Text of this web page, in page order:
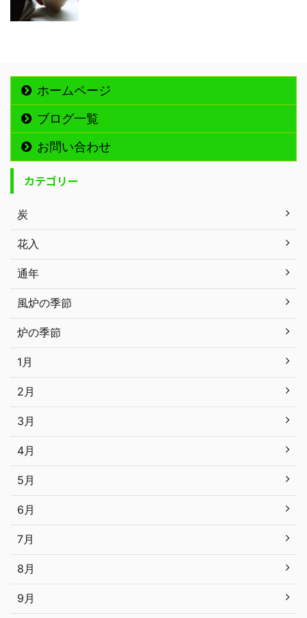
ホームページ
ブログ一覧
お問い合わせ
カテゴリー
炭
花入
通年
風炉の季節
炉の季節
1月
2月
3月
4月
5月
6月
7月
8月
9月